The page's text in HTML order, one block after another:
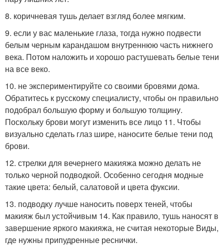
8. коричневая тушь делает взгляд более мягким.
9. если у вас маленькие глаза, тогда нужно подвести
белым черным карандашом внутреннюю часть нижнего
века. Потом наложить и хорошо растушевать белые тени
на все веко.
10. не экспериментируйте со своими бровями дома.
Обратитесь к русскому специалисту, чтобы он правильно
подобрал большую форму и большую толщину.
Поскольку брови могут изменить все лицо 11. Чтобы
визуально сделать глаз шире, наносите белые тени под
брови.
12. стрелки для вечернего макияжа можно делать не
только черной подводкой. Особенно сегодня модные
такие цвета: белый, салатовой и цвета фуксии.
13. подводку лучше наносить поверх теней, чтобы
макияж был устойчивым 14. Как правило, тушь наносят в
завершение яркого макияжа, не считая некоторые Виды,
где нужны припудренные реснички.